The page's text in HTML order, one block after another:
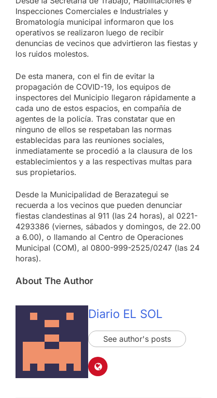
Inspecciones Comerciales e Industriales y
Bromatología municipal informaron que los
operativos se realizaron luego de recibir
denuncias de vecinos que advirtieron las fiestas y
los ruidos molestos.
De esta manera, con el fin de evitar la
propagación de COVID-19, los equipos de
inspectores del Municipio llegaron rápidamente a
cada uno de estos espacios, en compañía de
agentes de la policía. Tras constatar que en
ninguno de ellos se respetaban las normas
establecidas para las reuniones sociales,
inmediatamente se procedió a la clausura de los
establecimientos y a las respectivas multas para
sus propietarios.
Desde la Municipalidad de Berazategui se
recuerda a los vecinos que pueden denunciar
fiestas clandestinas al 911 (las 24 horas), al 0221-
4293386 (viernes, sábados y domingos, de 22.00
a 6.00), o llamando al Centro de Operaciones
Municipal (COM), al 0800-999-2525/0247 (las 24
horas).
About The Author
Diario EL SOL
See author's posts